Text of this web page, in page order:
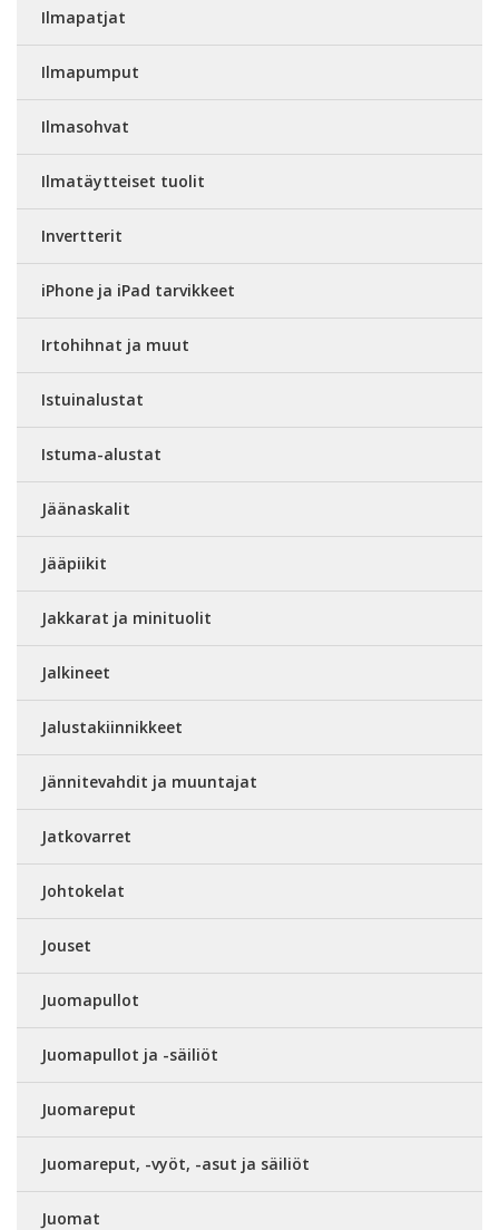
Ilmapatjat
Ilmapumput
Ilmasohvat
Ilmatäytteiset tuolit
Invertterit
iPhone ja iPad tarvikkeet
Irtohihnat ja muut
Istuinalustat
Istuma-alustat
Jäänaskalit
Jääpiikit
Jakkarat ja minituolit
Jalkineet
Jalustakiinnikkeet
Jännitevahdit ja muuntajat
Jatkovarret
Johtokelat
Jouset
Juomapullot
Juomapullot ja -säiliöt
Juomareput
Juomareput, -vyöt, -asut ja säiliöt
Juomat